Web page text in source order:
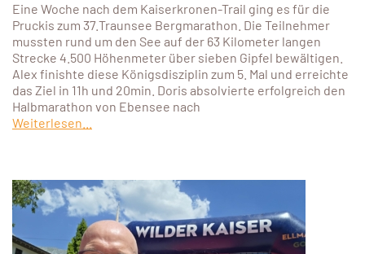
Eine Woche nach dem Kaiserkronen-Trail ging es für die
Pruckis zum 37.Traunsee Bergmarathon. Die Teilnehmer
mussten rund um den See auf der 63 Kilometer langen
Strecke 4.500 Höhenmeter über sieben Gipfel bewältigen.
Alex finishte diese Königsdisziplin zum 5. Mal und erreichte
das Ziel in 11h und 20min. Doris absolvierte erfolgreich den
Halbmarathon von Ebensee nach
Weiterlesen...